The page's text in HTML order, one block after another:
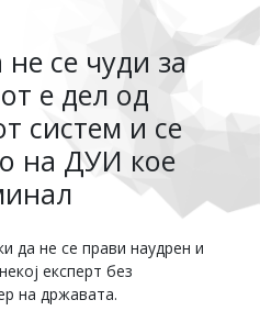
се чуди за
е дел од
систем и се
на ДУИ кое
да не се прави наудрен и
експерт без
на државата.